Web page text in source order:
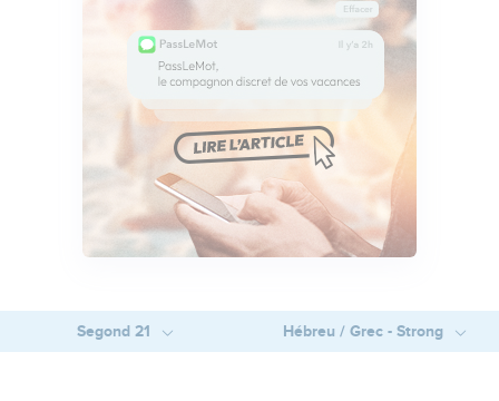
Segond 21 Hébreu / Grec - Strong